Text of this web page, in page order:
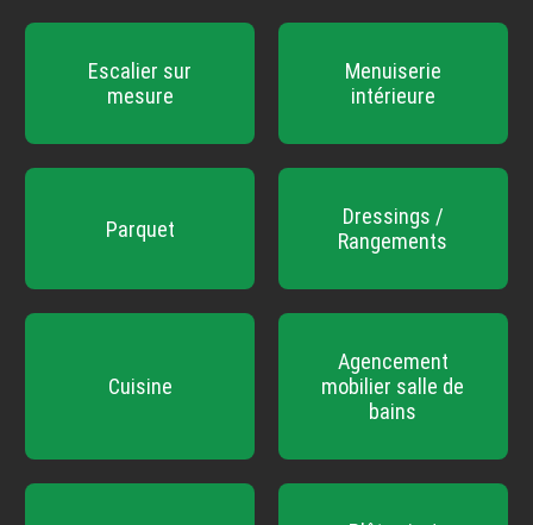
Escalier sur
mesure
Menuiserie
intérieure
Parquet
Dressings /
Rangements
Cuisine
Agencement
mobilier salle de
bains